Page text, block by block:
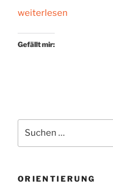
„Abenteuergeschichten
Feinsten“
weiterlesen
Gefällt mir:
nach:
ORIENTIERUNG